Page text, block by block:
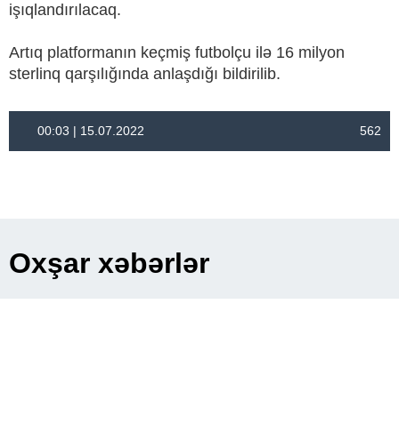
işıqlandırılacaq.
Artıq platformanın keçmiş futbolçu ilə 16 milyon
sterlinq qarşılığında anlaşdığı bildirilib.
00:03 | 15.07.2022 562
Oxşar xəbərlər